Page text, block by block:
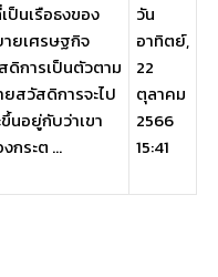
ป็นเรือธงของ
ายเศรษฐกิจ
ดิการเป็นตัวตาม
สวัสดิการจะไป
นอยู่กับว่าเขา
กระต ...
วัน
อาทิตย์,
22
ตุลาคม
2566
15:41